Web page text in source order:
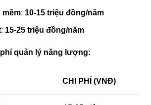
mềm: 10-15 triệu đồng/năm
: 15-25 triệu đồng/năm
quản lý năng lượng:
CHI PHÍ (VNĐ)